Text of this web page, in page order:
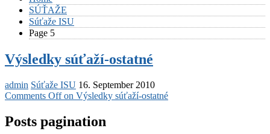
SÚŤAŽE
Súťaže ISU
Page 5
Výsledky súťaží-ostatné
admin Súťaže ISU 16. September 2010
Comments Offon Výsledky súťaží-ostatné
Posts pagination